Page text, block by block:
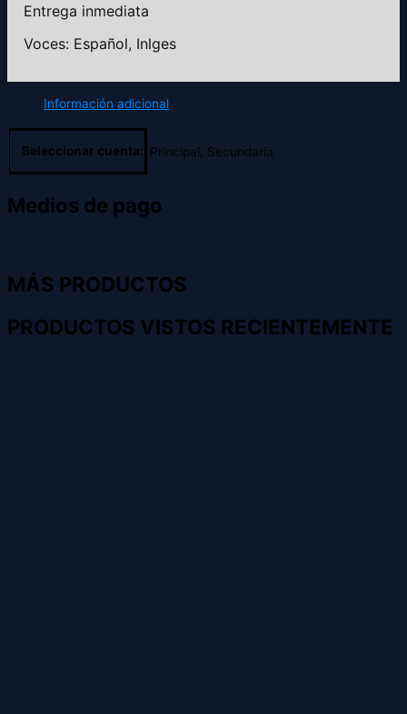
Entrega inmediata
Voces: Español, Inlges
Información adicional
Seleccionar cuenta: Principal, Secundaria
Medios de pago
MÁS PRODUCTOS
PRODUCTOS VISTOS RECIENTEMENTE